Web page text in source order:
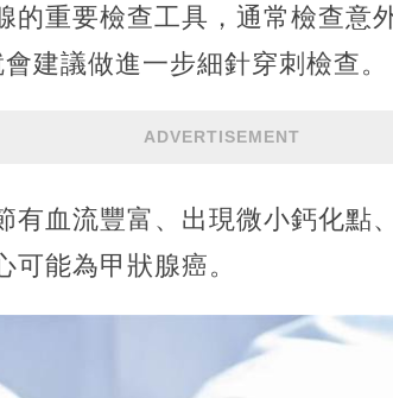
的重要檢查工具，通常檢查意
建議做進一步細針穿刺檢查。
ADVERTISEMENT
有血流豐富、出現微小鈣化點
能為甲狀腺癌。